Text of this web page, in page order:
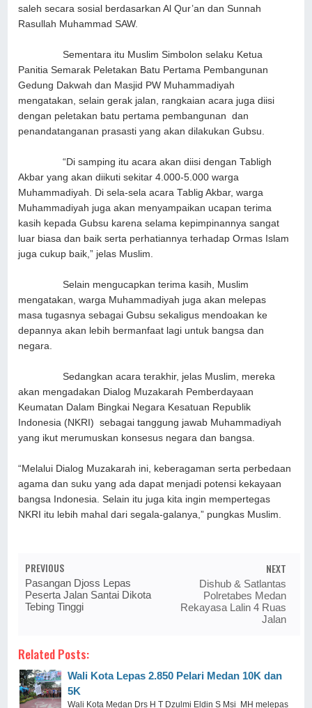
saleh secara sosial berdasarkan Al Qur’an dan Sunnah
Rasullah Muhammad SAW.
Sementara itu Muslim Simbolon selaku Ketua
Panitia Semarak Peletakan Batu Pertama Pembangunan
Gedung Dakwah dan Masjid PW Muhammadiyah
mengatakan, selain gerak jalan, rangkaian acara juga diisi
dengan peletakan batu pertama pembangunan dan
penandatanganan prasasti yang akan dilakukan Gubsu.
“Di samping itu acara akan diisi dengan Tabligh
Akbar yang akan diikuti sekitar 4.000-5.000 warga
Muhammadiyah. Di sela-sela acara Tablig Akbar, warga
Muhammadiyah juga akan menyampaikan ucapan terima
kasih kepada Gubsu karena selama kepimpinannya sangat
luar biasa dan baik serta perhatiannya terhadap Ormas Islam
juga cukup baik,” jelas Muslim.
Selain mengucapkan terima kasih, Muslim
mengatakan, warga Muhammadiyah juga akan melepas
masa tugasnya sebagai Gubsu sekaligus mendoakan ke
depannya akan lebih bermanfaat lagi untuk bangsa dan
negara.
Sedangkan acara terakhir, jelas Muslim, mereka
akan mengadakan Dialog Muzakarah Pemberdayaan
Keumatan Dalam Bingkai Negara Kesatuan Republik
Indonesia (NKRI) sebagai tanggung jawab Muhammadiyah
yang ikut merumuskan konsesus negara dan bangsa.
“Melalui Dialog Muzakarah ini, keberagaman serta perbedaan
agama dan suku yang ada dapat menjadi potensi kekayaan
bangsa Indonesia. Selain itu juga kita ingin mempertegas
NKRI itu lebih mahal dari segala-galanya,” pungkas Muslim.
PREVIOUS
Pasangan Djoss Lepas
Peserta Jalan Santai Dikota
Tebing Tinggi
NEXT
Dishub & Satlantas
Polretabes Medan
Rekayasa Lalin 4 Ruas
Jalan
Related Posts:
Wali Kota Lepas 2.850 Pelari Medan 10K dan
5K
Wali Kota Medan Drs H T Dzulmi Eldin S Msi MH melepas